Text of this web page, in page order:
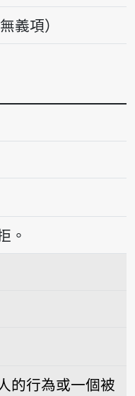
義項）
音讀huán-khòng
。
的行為或一個被